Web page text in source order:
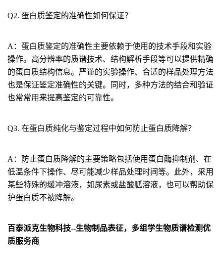
Q2. 蛋白质鉴定的准确性如何保证？
A：蛋白质鉴定的准确性主要依赖于使用的技术手段和实验
操作。高分辨率的质谱技术、结构解析手段等可以提供精确
的蛋白质结构信息。严谨的实验操作、合适的样品处理方法
也是保证鉴定准确性的关键。同时，多种方法的结合和验证
也常常用来提高鉴定的可靠性。
Q3. 在蛋白质纯化与鉴定过程中如何防止蛋白质降解？
A：防止蛋白质降解的主要策略包括使用蛋白酶抑制剂、在
低温条件下操作、尽可能减少样品处理时间等。此外，采用
某些特殊的缓冲溶液，如尿素或盐酸胍溶液，也可以帮助保
护蛋白质不被降解。
百泰派克生物科技--生物制品表征，多组学生物质谱检测优
质服务商